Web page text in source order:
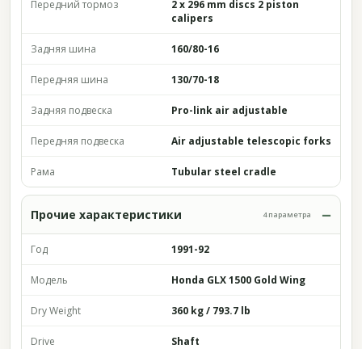
Передний тормоз
2 x 296 mm discs 2 piston
calipers
Задняя шина 160/80-16
Передняя шина 130/70-18
Задняя подвеска Pro-link air adjustable
Передняя подвеска Air adjustable telescopic forks
Рама Tubular steel cradle
Прочие характеристики 4 параметра
Год 1991-92
Модель Honda GLX 1500 Gold Wing
Dry Weight 360 kg / 793.7 lb
Drive Shaft